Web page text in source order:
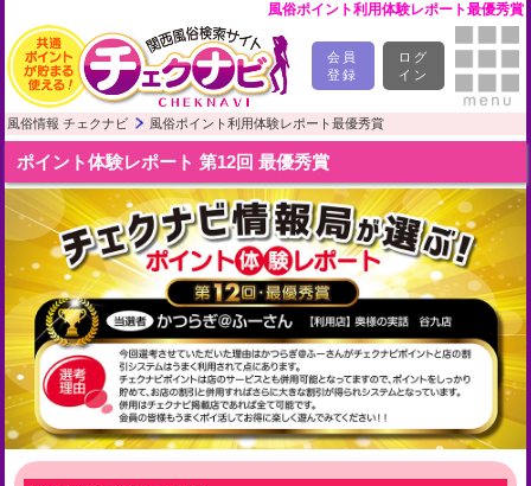
風俗ポイント利用体験レポート最優秀賞
会員
登録
ログ
イン
風俗情報 チェクナビ 風俗ポイント利用体験レポート最優秀賞
ポイント体験レポート 第12回 最優秀賞